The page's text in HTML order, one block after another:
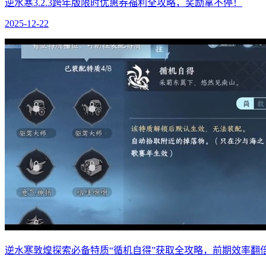
逆水寒3.2.3跨年版限时优惠券福利全攻略，奖励拿不停！
2025-12-22
逆水寒敦煌探索必备特质“循机自得”获取全攻略，前期效率翻